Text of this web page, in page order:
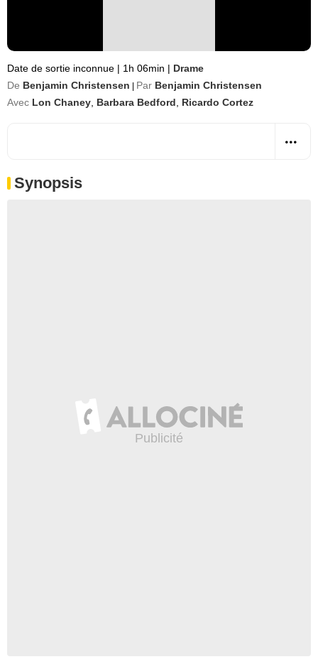
Date de sortie inconnue | 1h 06min | Drame
De Benjamin Christensen Par Benjamin Christensen
Avec Lon Chaney Barbara Bedford Ricardo Cortez
Synopsis